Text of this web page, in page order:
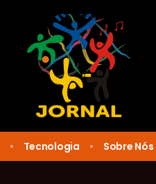
Tecnologia Sobre Nós